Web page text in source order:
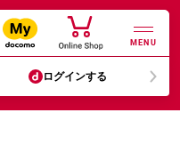
MENU
ログインする